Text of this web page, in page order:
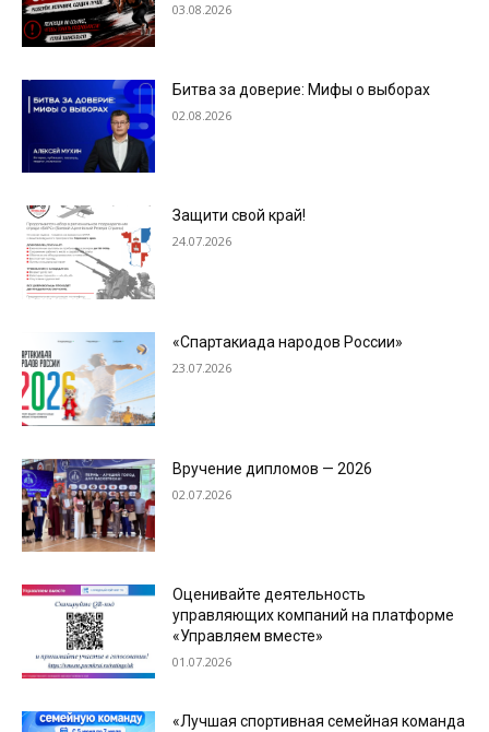
03.08.2026
Битва за доверие: Мифы о выборах
02.08.2026
Защити свой край!
24.07.2026
«Спартакиада народов России»
23.07.2026
Вручение дипломов — 2026
02.07.2026
Оценивайте деятельность
управляющих компаний на платформе
«Управляем вместе»
01.07.2026
«Лучшая спортивная семейная команда